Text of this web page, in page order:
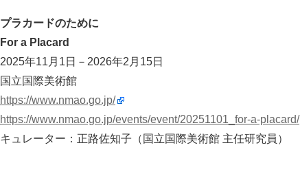
プラカードのために
For a Placard
2025年11月1日－2026年2月15日
国立国際美術館
https://www.nmao.go.jp/
https://www.nmao.go.jp/events/event/20251101_for-a-placard/
キュレーター：正路佐知子（国立国際美術館 主任研究員）